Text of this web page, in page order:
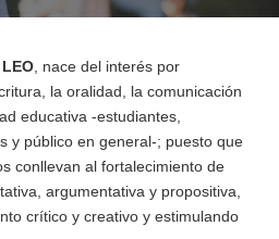
, nace del interés por
la oralidad, la comunicación
educativa -estudiantes,
y público en general-; puesto que
conllevan al fortalecimiento de
argumentativa y propositiva,
crítico y creativo y estimulando